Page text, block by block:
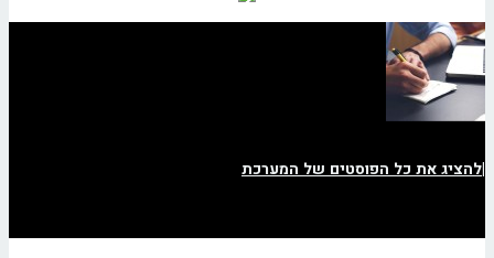
|להציג את כל הפוסטים של המערכת